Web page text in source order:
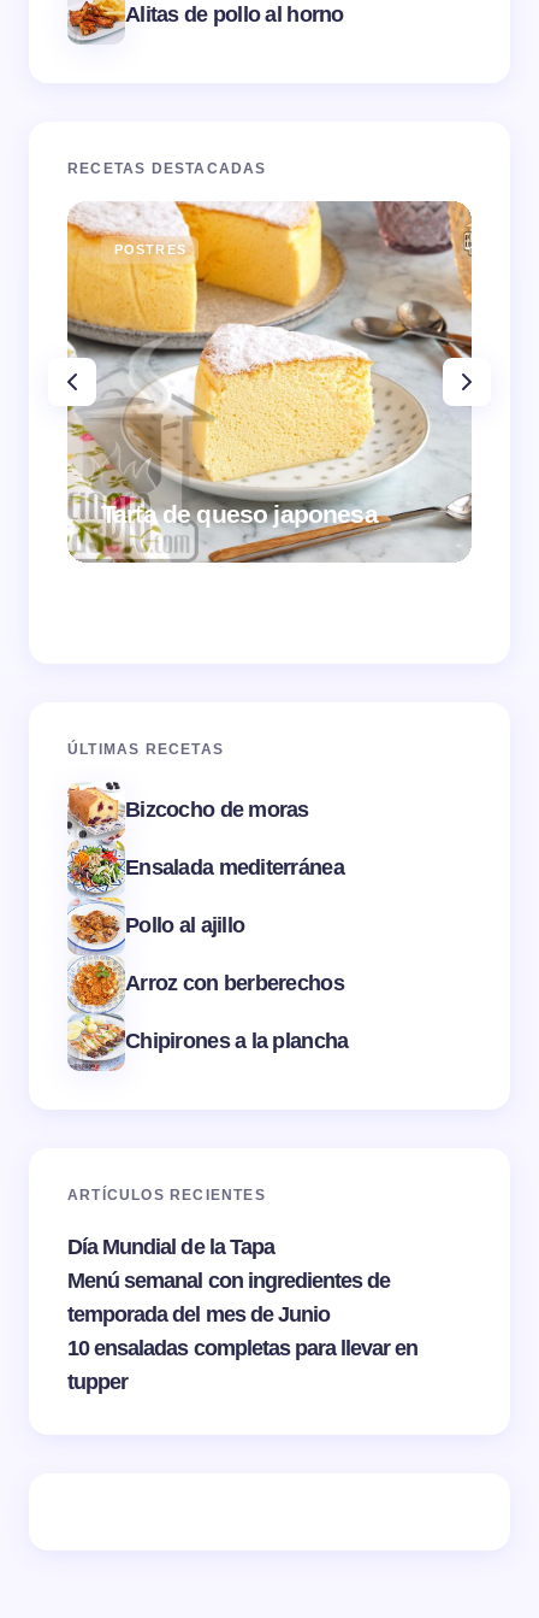
Alitas de pollo al horno
RECETAS DESTACADAS
POSTRES
Tarta de queso japonesa
ÚLTIMAS RECETAS
Bizcocho de moras
Ensalada mediterránea
Pollo al ajillo
Arroz con berberechos
Chipirones a la plancha
ARTÍCULOS RECIENTES
Día Mundial de la Tapa
Menú semanal con ingredientes de
temporada del mes de Junio
10 ensaladas completas para llevar en
tupper